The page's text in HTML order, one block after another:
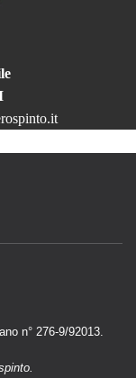
n° 276-9/92013.